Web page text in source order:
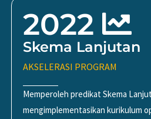
2022
Skema Lanjutan
AKSELERASI PROGRAM
Memperoleh predikat Skema
mengimplementasikan kurikulum